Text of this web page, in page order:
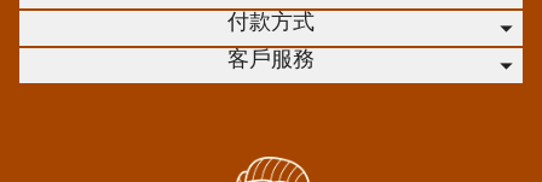
付款方式
客戶服務